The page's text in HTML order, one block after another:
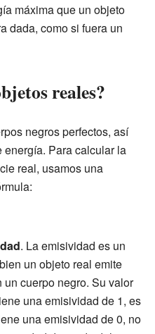
máxima que un objeto
dada, como si fuera un
reales?
negros perfectos, así
energía. Para calcular la
real, usamos una
. La emisividad es un
un objeto real emite
cuerpo negro. Su valor
una emisividad de 1, es
una emisividad de 0, no